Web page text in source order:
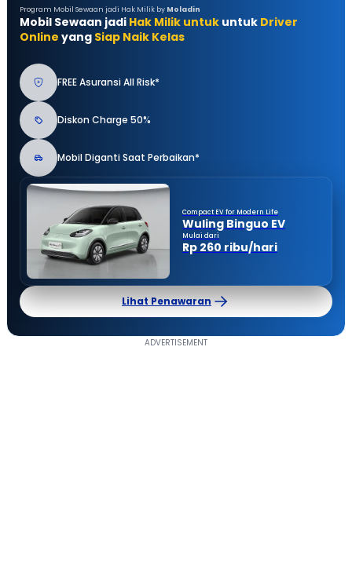
Program Mobil Sewaan jadi Hak Milik by Moladin
Mobil Sewaan jadi Hak Milik untuk untuk Driver
Online yang Siap Naik Kelas
FREE Asuransi All Risk*
Diskon Charge 50%
Mobil Diganti Saat Perbaikan*
Compact EV for Modern Life
Wuling Binguo EV
Mulai dari
Rp 260 ribu/hari
Lihat Penawaran